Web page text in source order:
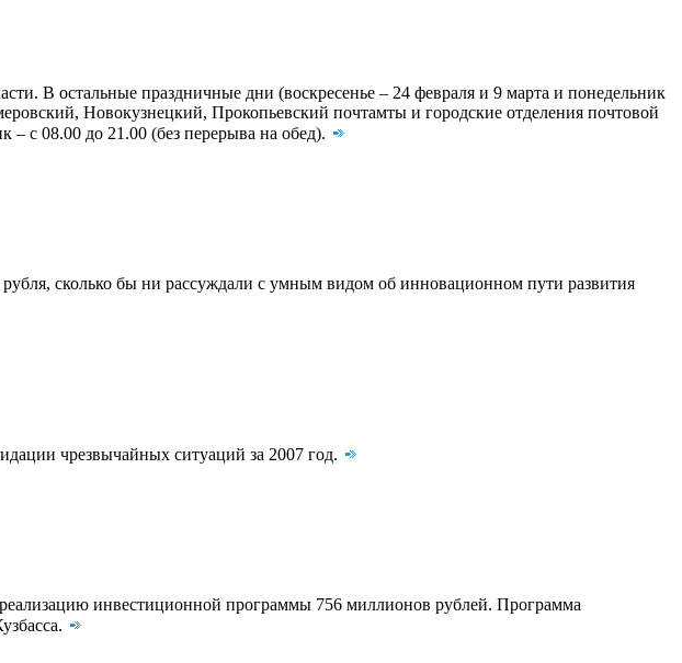
В остальные праздничные дни (воскресенье – 24 февраля и 9 марта и понедельник
Новокузнецкий, Прокопьевский почтамты и городские отделения почтовой
– с 08.00 до 21.00 (без перерыва на обед).
сколько бы ни рассуждали с умным видом об инновационном пути развития
чрезвычайных ситуаций за 2007 год.
инвестиционной программы 756 миллионов рублей. Программа